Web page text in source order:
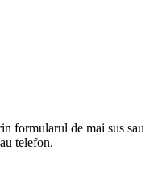
formularul de mai sus sau
telefon.